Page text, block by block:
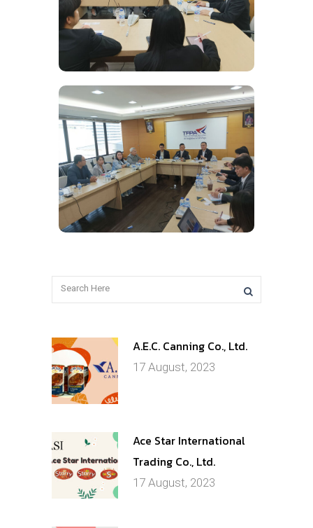
A.E.C. Canning Co., Ltd.
17 August, 2023
Ace Star International
Trading Co., Ltd.
17 August, 2023